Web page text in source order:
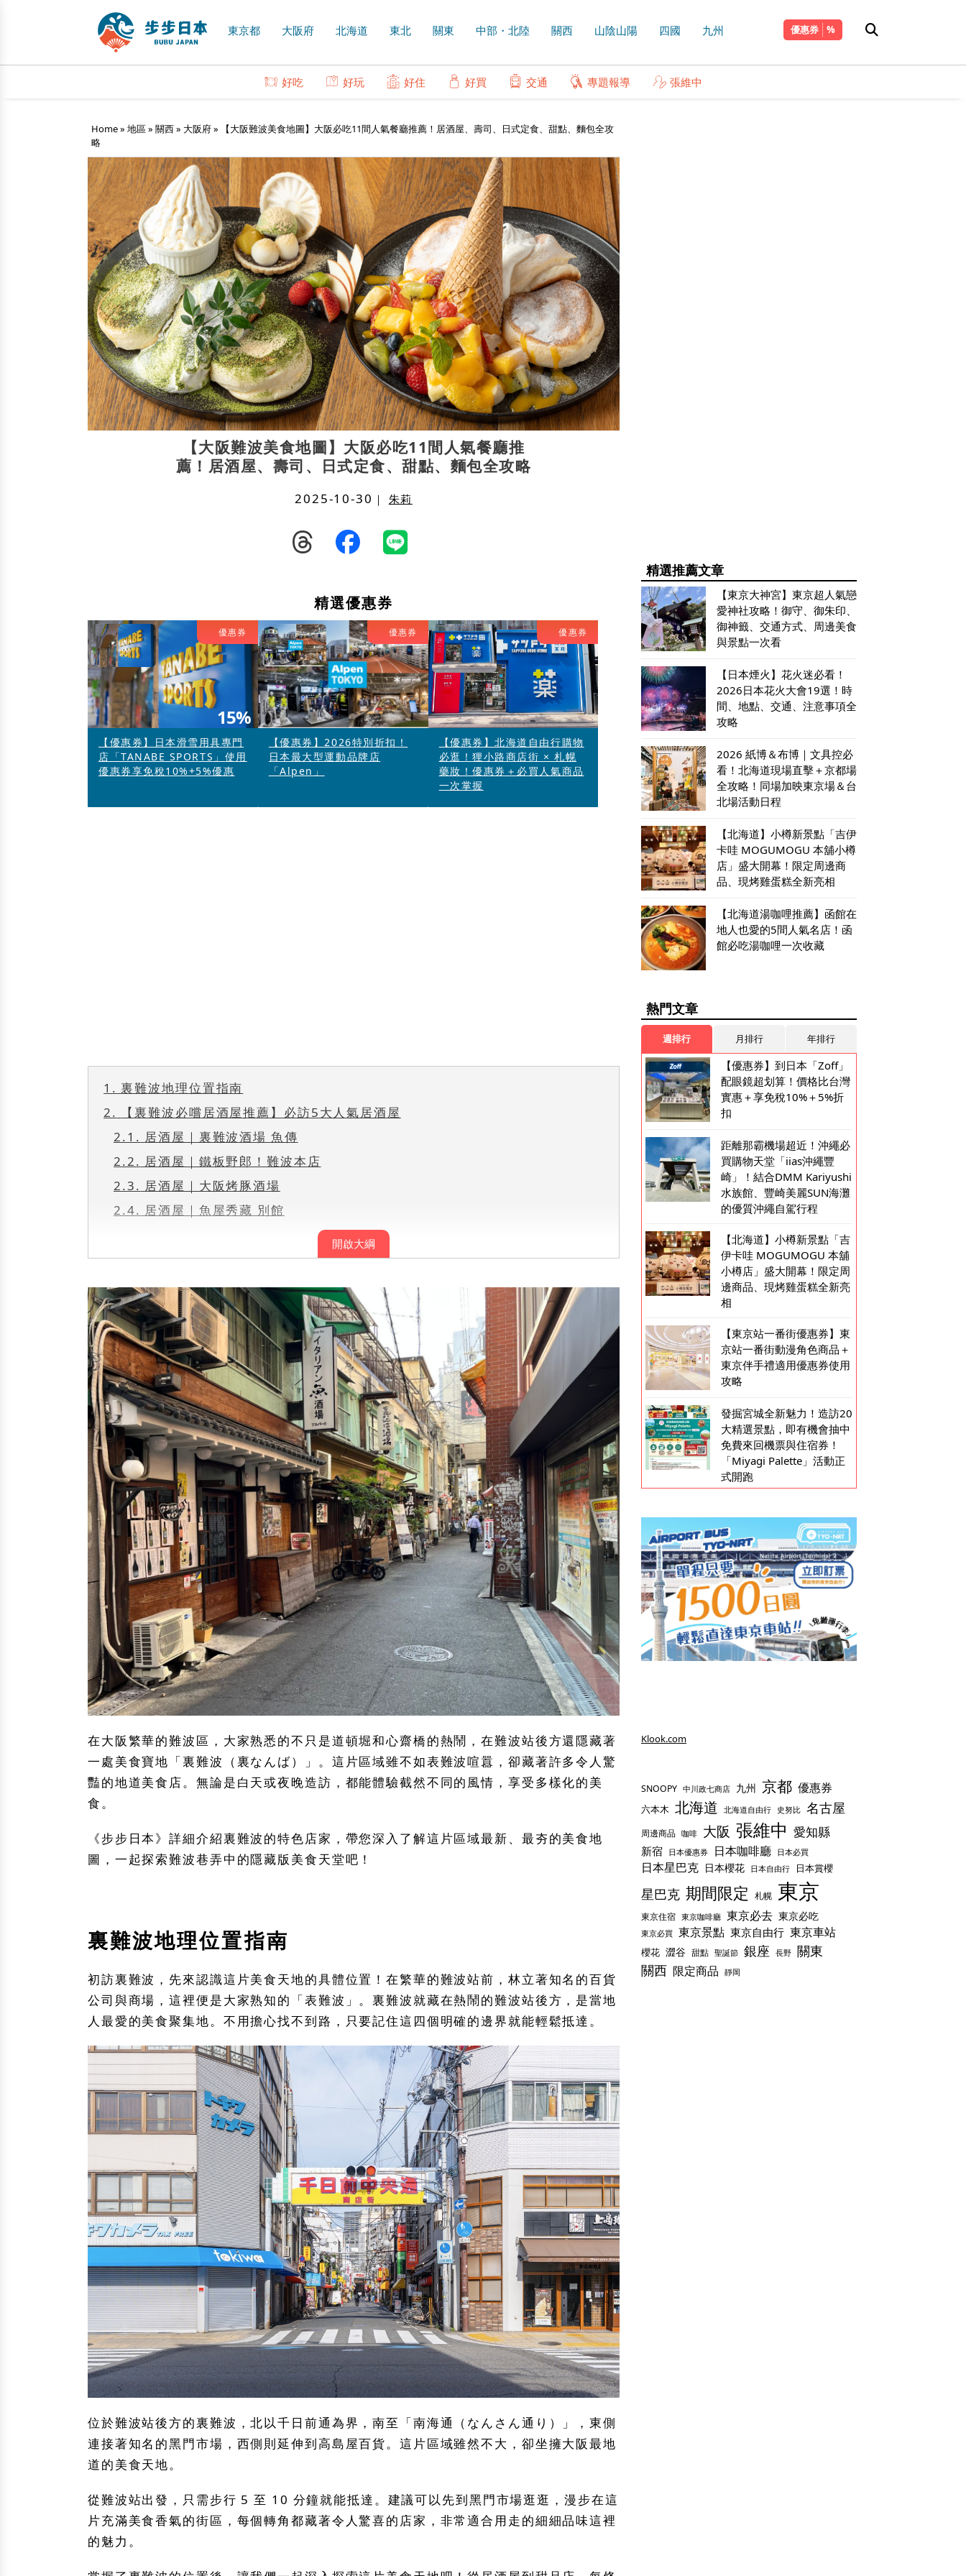
東京都 大阪府 北海道 東北 關東 中部・北陸 關西 山陰山陽 四國 九州 優惠券
好吃 好玩 好住 好買 交通 專題報導 張維中
Home» 地區» 關西» 大阪府» 【大阪難波美食地圖】大阪必吃11間人氣餐廳推薦！居酒屋、壽司、日式定食、甜點、麵包全攻
略
【大阪難波美食地圖】大阪必吃11間人氣餐廳推
薦！居酒屋、壽司、日式定食、甜點、麵包全攻略
2025-10-30 ｜ 朱莉
精選優惠券
15%
優惠券
【優惠券】日本滑雪用具專門
店「TANABE SPORTS」使用
優惠券享免稅10%+5%優惠
優惠券
【優惠券】2026特別折扣！
日本最大型運動品牌店
「Alpen」
優惠券
【優惠券】北海道自由行購物
必逛！狸小路商店街 × 札幌
藥妝！優惠券＋必買人氣商品
一次掌握
開啟大綱
1. 裏難波地理位置指南
2.
【裏難波必嚐居酒屋推薦】必訪5大人氣居酒屋
2.1. 居酒屋｜裏難波酒場 魚傳
2.2. 居酒屋｜鐵板野郎！難波本店
2.3. 居酒屋｜大阪烤豚酒場
2.4. 居酒屋｜魚屋秀藏 別館
在大阪繁華的難波區，大家熟悉的不只是道頓堀和心齋橋的熱鬧，在難波站後方還隱藏著
一處美食寶地「裏難波（裏なんば）」。這片區域雖不如表難波喧囂，卻藏著許多令人驚
豔的地道美食店。無論是白天或夜晚造訪，都能體驗截然不同的風情，享受多樣化的美
食。
《步步日本》詳細介紹裏難波的特色店家，帶您深入了解這片區域最新、最夯的美食地
圖，一起探索難波巷弄中的隱藏版美食天堂吧！
裏難波地理位置指南
初訪裏難波，先來認識這片美食天地的具體位置！在繁華的難波站前，林立著知名的百貨
公司與商場，這裡便是大家熟知的「表難波」。裏難波就藏在熱鬧的難波站後方，是當地
人最愛的美食聚集地。不用擔心找不到路，只要記住這四個明確的邊界就能輕鬆抵達。
位於難波站後方的裏難波，北以千日前通為界，南至「南海通（なんさん通り）」，東側
連接著知名的黑門市場，西側則延伸到高島屋百貨。這片區域雖然不大，卻坐擁大阪最地
道的美食天地。
從難波站出發，只需步行 5 至 10 分鐘就能抵達。建議可以先到黑門市場逛逛，漫步在這
片充滿美食香氣的街區，每個轉角都藏著令人驚喜的店家，非常適合用走的細細品味這裡
的魅力。
精選推薦文章
【東京大神宮】東京超人氣戀
愛神社攻略！御守、御朱印、
御神籤、交通方式、周邊美食
與景點一次看
【日本煙火】花火迷必看！
2026日本花火大會19選！時
間、地點、交通、注意事項全
攻略
2026 紙博＆布博｜文具控必
看！北海道現場直擊＋京都場
全攻略！同場加映東京場＆台
北場活動日程
【北海道】小樽新景點「吉伊
卡哇 MOGUMOGU 本舖小樽
店」盛大開幕！限定周邊商
品、現烤雞蛋糕全新亮相
【北海道湯咖哩推薦】函館在
地人也愛的5間人氣名店！函
館必吃湯咖哩一次收藏
熱門文章
週排行 月排行 年排行
【優惠券】到日本「Zoff」
配眼鏡超划算！價格比台灣
實惠＋享免稅10%＋5%折
扣
距離那霸機場超近！沖繩必
買購物天堂「iias沖繩豐
崎」！結合DMM Kariyushi
水族館、豐崎美麗SUN海灘
的優質沖繩自駕行程
【北海道】小樽新景點「吉
伊卡哇 MOGUMOGU 本舖
小樽店」盛大開幕！限定周
邊商品、現烤雞蛋糕全新亮
相
【東京站一番街優惠券】東
京站一番街動漫角色商品＋
東京伴手禮適用優惠券使用
攻略
發掘宮城全新魅力！造訪20
大精選景點，即有機會抽中
免費來回機票與住宿券！
「Miyagi Palette」活動正
式開跑
Klook.com
SNOOPY 中川政七商店 九州 京都 優惠券
六本木 北海道 北海道自由行 史努比 名古屋
周邊商品 咖啡 大阪 張維中 愛知縣
新宿 日本優惠券 日本咖啡廳 日本必買
日本星巴克 日本櫻花 日本自由行 日本賞櫻
星巴克 期間限定 札幌 東京
東京住宿 東京咖啡廳 東京必去 東京必吃
東京必買 東京景點 東京自由行 東京車站
櫻花 澀谷 甜點 聖誕節 銀座 長野 關東
關西 限定商品 靜岡